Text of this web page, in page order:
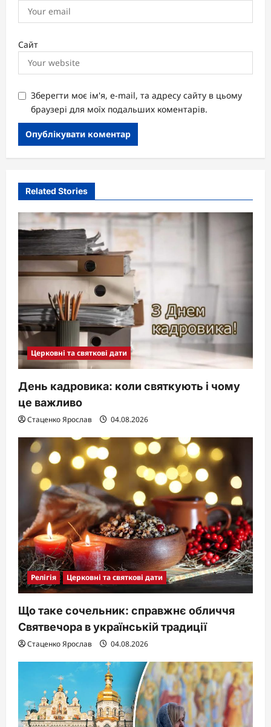
Сайт
Зберегти моє ім'я, e-mail, та адресу сайту в цьому
браузері для моїх подальших коментарів.
Related Stories
Церковні та святкові дати
День кадровика: коли святкують і чому
це важливо
Стаценко Ярослав 04.08.2026
Релігія Церковні та святкові дати
Що таке сочельник: справжнє обличчя
Святвечора в українській традиції
Стаценко Ярослав 04.08.2026